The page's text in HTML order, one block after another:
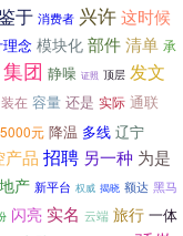
于 消费者 兴许这时候
念 模块化 部件清单 承
集团 静噪 证照 顶层 发文
装在 容量 还是 实际 通联
5000元 降温 多线 辽宁
产品 招聘 另一种 为是
产 新平台 权威 揭晓 额达 黑马
闪亮 实名 云端 旅行 一体